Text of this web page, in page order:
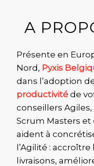
A
Présente en
Nord, Pyxis
dans l’adoption de
productivitéde
conseillers
Scrum Masters
aident à
l’Agilité :
livraisons,